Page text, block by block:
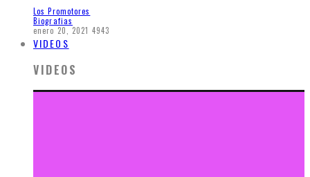
Los Promotores
Biografias
enero 20, 2021 4943
VIDEOS
VIDEOS